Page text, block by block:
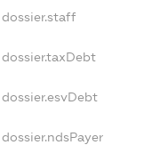
dossier.staff
dossier.taxDebt
dossier.esvDebt
dossier.ndsPayer